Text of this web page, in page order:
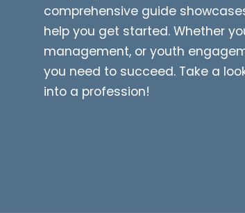
comprehensive guide
help you get started. Whether
management, or youth
you need to succeed. Take a
into a profession!